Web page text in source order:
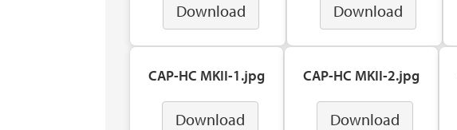
Download Download
CAP-HC MKII-1.jpg
Download
CAP-HC MKII-2.jpg
Download